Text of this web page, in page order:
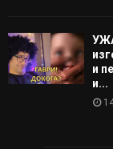
и
и...